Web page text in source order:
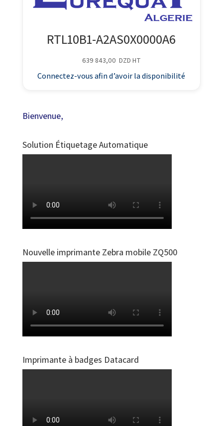
RTL10B1-A2AS0X0000A6
639 843,00 DZD HT
Connectez-vous afin d’avoir la disponibilité
Bienvenue,
Solution Étiquetage Automatique
Nouvelle imprimante Zebra mobile ZQ500
Imprimante à badges Datacard